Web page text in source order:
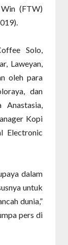
(FTW)
Solo,
Laweyan,
oleh para
dan
Anastasia,
Kopi
Electronic
dalam
untuk
dunia,”
pers di